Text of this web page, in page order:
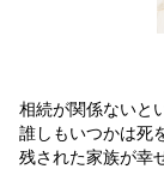
相続が関係ないと
誰しもいつかは死
残された家族が幸